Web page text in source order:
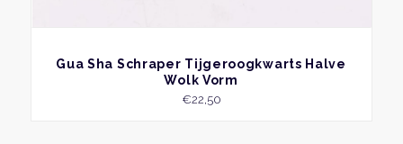
BEKIJK
Gua Sha Schraper Tijgeroogkwarts Halve
Wolk Vorm
€22,50